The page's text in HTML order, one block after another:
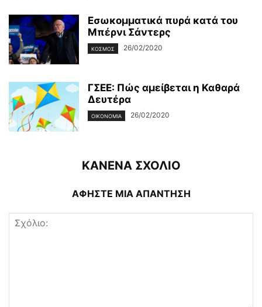
Εσωκομματικά πυρά κατά του
Μπέρνι Σάντερς
ΚΌΣΜΟΣ 26/02/2020
ΓΣΕΕ: Πώς αμείβεται η Καθαρά
Δευτέρα
ΟΙΚΟΝΟΜΊΑ 26/02/2020
ΚΑΝΕΝΑ ΣΧΟΛΙΟ
ΑΦΗΣΤΕ ΜΙΑ ΑΠΑΝΤΗΣΗ